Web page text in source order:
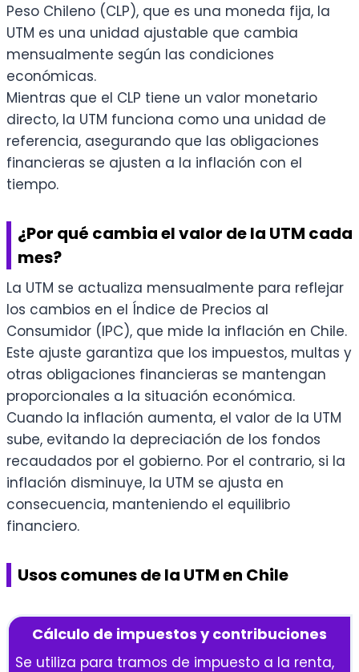
Peso Chileno (CLP), que es una moneda fija, la
UTM es una unidad ajustable que cambia
mensualmente según las condiciones
económicas.
Mientras que el CLP tiene un valor monetario
directo, la UTM funciona como una unidad de
referencia, asegurando que las obligaciones
financieras se ajusten a la inflación con el
tiempo.
¿Por qué cambia el valor de la UTM cada
mes?
La UTM se actualiza mensualmente para reflejar
los cambios en el Índice de Precios al
Consumidor (IPC), que mide la inflación en Chile.
Este ajuste garantiza que los impuestos, multas y
otras obligaciones financieras se mantengan
proporcionales a la situación económica.
Cuando la inflación aumenta, el valor de la UTM
sube, evitando la depreciación de los fondos
recaudados por el gobierno. Por el contrario, si la
inflación disminuye, la UTM se ajusta en
consecuencia, manteniendo el equilibrio
financiero.
Usos comunes de la UTM en Chile
Cálculo de impuestos y contribuciones
Se utiliza para tramos de impuesto a la renta,